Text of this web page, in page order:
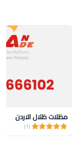
مظلات ظلال الاردن
(1)